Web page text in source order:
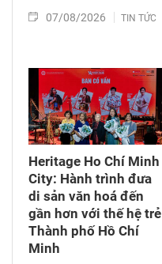
07/08/2026 TIN TỨC
Heritage Ho Chí Minh
City: Hành trình đưa
di sản văn hoá đến
gần hơn với thế hệ trẻ
Thành phố Hồ Chí
Minh